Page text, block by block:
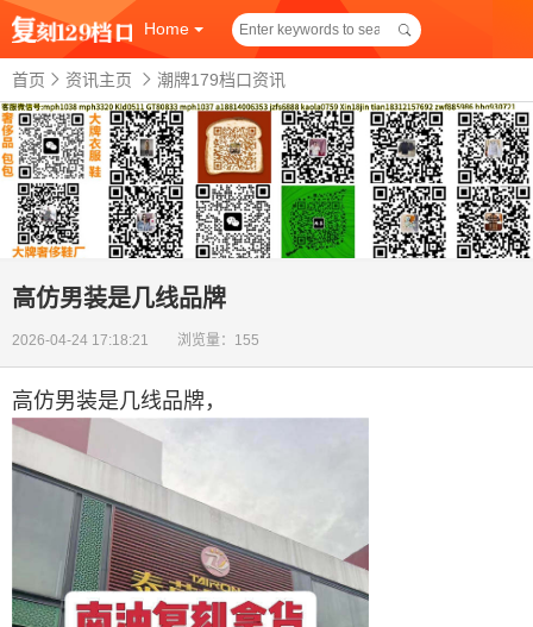
Home
首页 资讯主页 潮牌179档口资讯
高仿男装是几线品牌
2026-04-24 17:18:21 浏览量：155
高仿男装是几线品牌，